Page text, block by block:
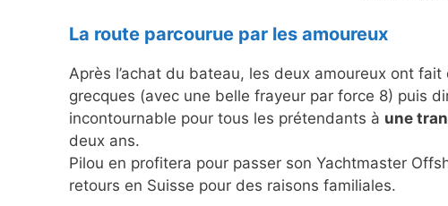
La route parcourue par les amoureux
Après l’achat du bateau, les deux amoureux ont
grecques (avec une belle frayeur par force 8) puis
incontournable pour tous les prétendants à une
deux ans.
Pilou en profitera pour passer son Yachtmaster
retours en Suisse pour des raisons familiales.